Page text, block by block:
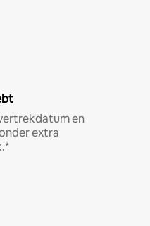
en
extra